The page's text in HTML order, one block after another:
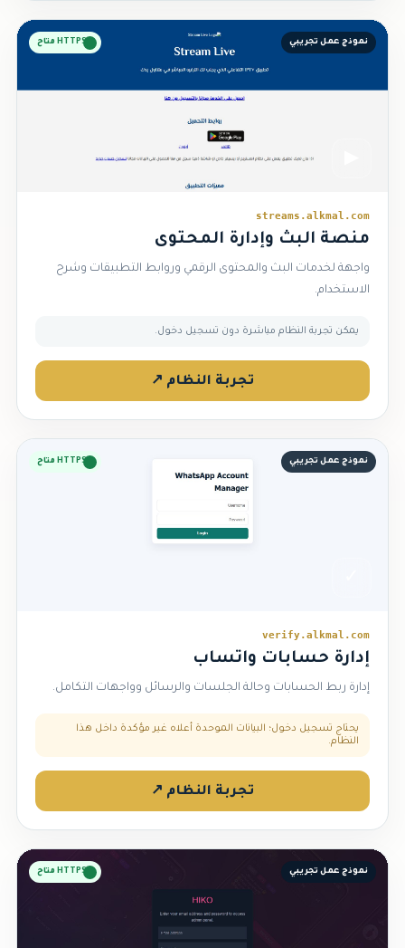
نموذج عمل تجريبي HTTPS متاح
streams.alkmal.com
منصة البث وإدارة المحتوى
واجهة لخدمات البث والمحتوى الرقمي وروابط التطبيقات وشرح
الاستخدام.
يمكن تجربة النظام مباشرة دون تسجيل دخول.
تجربة النظام ↗
نموذج عمل تجريبي HTTPS متاح
verify.alkmal.com
إدارة حسابات واتساب
إدارة ربط الحسابات وحالة الجلسات والرسائل وواجهات التكامل.
يحتاج تسجيل دخول؛ البيانات الموحدة أعلاه غير مؤكدة داخل هذا
النظام.
تجربة النظام ↗
نموذج عمل تجريبي HTTPS متاح